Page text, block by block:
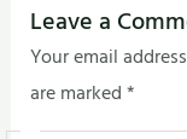
Leave a
Your email
are marked*